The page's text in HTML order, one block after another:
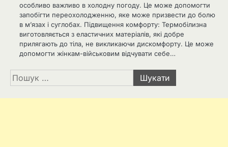
особливо важливо в холодну погоду. Це може допомогти
запобігти переохолодженню, яке може призвести до болю
в м’язах і суглобах. Підвищення комфорту: Термобілизна
виготовляється з еластичних матеріалів, які добре
прилягають до тіла, не викликаючи дискомфорту. Це може
допомогти жінкам-військовим відчувати себе…
Пошук: